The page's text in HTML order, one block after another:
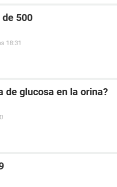
500
18:31
de glucosa en la orina?